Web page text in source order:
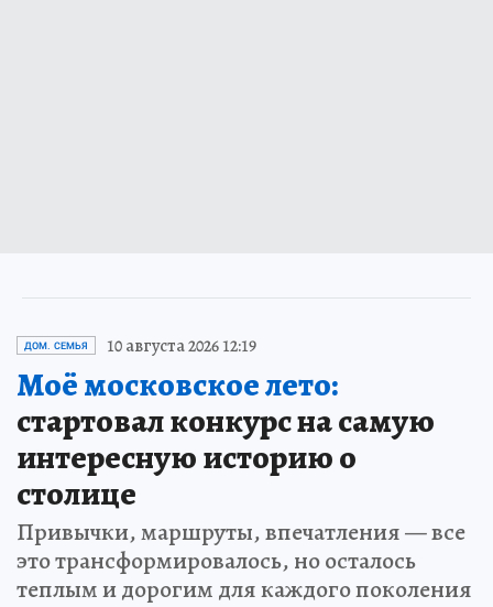
ДОМ. СЕМЬЯ 10 августа 2026 12:19
Моё московское лето:
стартовал конкурс на самую
интересную историю о
столице
Привычки, маршруты, впечатления — все
это трансформировалось, но осталось
теплым и дорогим для каждого поколения